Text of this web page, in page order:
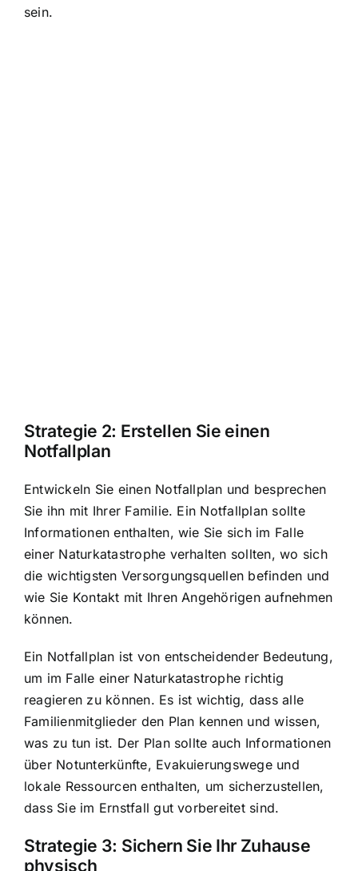
sein.
Strategie 2: Erstellen Sie einen
Notfallplan
Entwickeln Sie einen Notfallplan und besprechen
Sie ihn mit Ihrer Familie. Ein Notfallplan sollte
Informationen enthalten, wie Sie sich im Falle
einer Naturkatastrophe verhalten sollten, wo sich
die wichtigsten Versorgungsquellen befinden und
wie Sie Kontakt mit Ihren Angehörigen aufnehmen
können.
Ein Notfallplan ist von entscheidender Bedeutung,
um im Falle einer Naturkatastrophe richtig
reagieren zu können. Es ist wichtig, dass alle
Familienmitglieder den Plan kennen und wissen,
was zu tun ist. Der Plan sollte auch Informationen
über Notunterkünfte, Evakuierungswege und
lokale Ressourcen enthalten, um sicherzustellen,
dass Sie im Ernstfall gut vorbereitet sind.
Strategie 3: Sichern Sie Ihr Zuhause
physisch